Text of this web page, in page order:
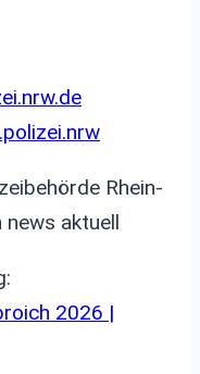
Rhein-
aktuell
2026 |